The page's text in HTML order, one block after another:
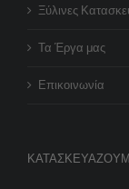
Ξύλινες
Τα Έργα μας
Επικοινωνία